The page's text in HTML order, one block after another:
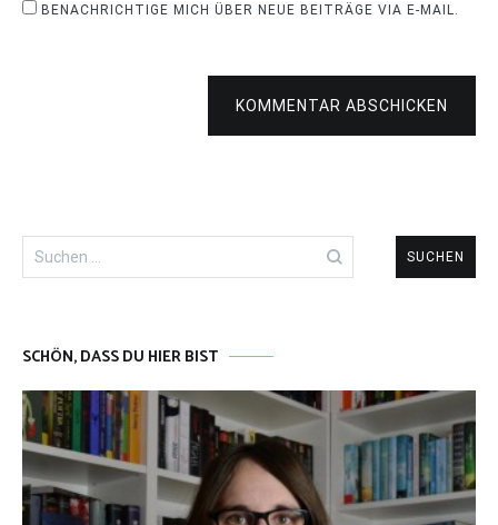
BENACHRICHTIGE MICH ÜBER NEUE BEITRÄGE VIA E-MAIL.
KOMMENTAR ABSCHICKEN
nach:
SCHÖN, DASS DU HIER BIST